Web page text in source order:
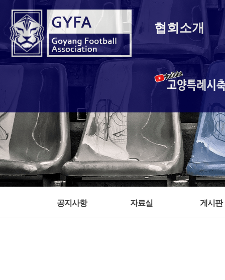
협회소개
고양특례시
공지사항 자료실 게시판